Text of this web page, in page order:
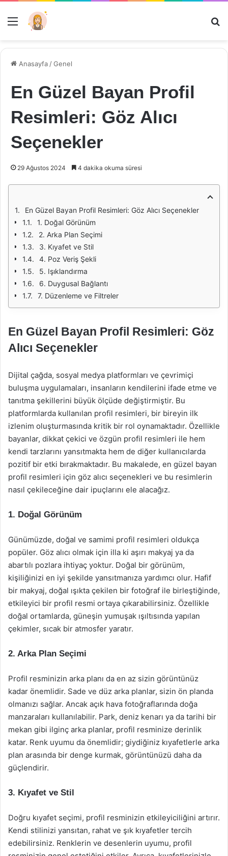
Menü
Anasayfa /Genel
En Güzel Bayan Profil
Resimleri: Göz Alıcı
Seçenekler
29 Ağustos 2024 4 dakika okuma süresi
En Güzel Bayan Profil Resimleri: Göz Alıcı Seçenekler
1. Doğal Görünüm
2. Arka Plan Seçimi
3. Kıyafet ve Stil
4. Poz Veriş Şekli
5. Işıklandırma
6. Duygusal Bağlantı
7. Düzenleme ve Filtreler
En Güzel Bayan Profil Resimleri: Göz
Alıcı Seçenekler
Dijital çağda, sosyal medya platformları ve çevrimiçi
buluşma uygulamaları, insanların kendilerini ifade etme ve
tanıtma şekillerini büyük ölçüde değiştirmiştir. Bu
platformlarda kullanılan profil resimleri, bir bireyin ilk
izlenim oluşturmasında kritik bir rol oynamaktadır. Özellikle
bayanlar, dikkat çekici ve özgün profil resimleri ile hem
kendi tarzlarını yansıtmakta hem de diğer kullanıcılarda
pozitif bir etki bırakmaktadır. Bu makalede, en güzel bayan
profil resimleri için göz alıcı seçenekleri ve bu resimlerin
nasıl çekileceğine dair ipuçlarını ele alacağız.
1. Doğal Görünüm
Günümüzde, doğal ve samimi profil resimleri oldukça
popüler. Göz alıcı olmak için illa ki aşırı makyaj ya da
abartılı pozlara ihtiyaç yoktur. Doğal bir görünüm,
kişiliğinizi en iyi şekilde yansıtmanıza yardımcı olur. Hafif
bir makyaj, doğal ışıkta çekilen bir fotoğraf ile birleştiğinde,
etkileyici bir profil resmi ortaya çıkarabilirsiniz. Özellikle
doğal ortamlarda, güneşin yumuşak ışıltısında yapılan
çekimler, sıcak bir atmosfer yaratır.
2. Arka Plan Seçimi
Profil resminizin arka planı da en az sizin görüntünüz
kadar önemlidir. Sade ve düz arka planlar, sizin ön planda
olmanızı sağlar. Ancak açık hava fotoğraflarında doğa
manzaraları kullanılabilir. Park, deniz kenarı ya da tarihi bir
mekan gibi ilginç arka planlar, profil resminize derinlik
katar. Renk uyumu da önemlidir; giydiğiniz kıyafetlerle arka
plan arasında bir denge kurmak, görüntünüzü daha da
güçlendirir.
3. Kıyafet ve Stil
Doğru kıyafet seçimi, profil resminizin etkileyiciliğini artırır.
Kendi stilinizi yansıtan, rahat ve şık kıyafetler tercih
edebilirsiniz. Renklerin ve desenlerin uyumu, profil